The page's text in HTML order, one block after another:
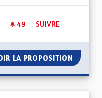
49 49 ABONNÉS
SUIVRE
LA PROPOSITION UNE